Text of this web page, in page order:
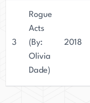
3
Rogue
Acts
(By:
Olivia
Dade)
2018